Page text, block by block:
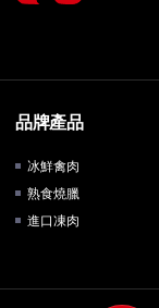
品牌產品
冰鮮禽肉
熟食燒臘
進口凍肉